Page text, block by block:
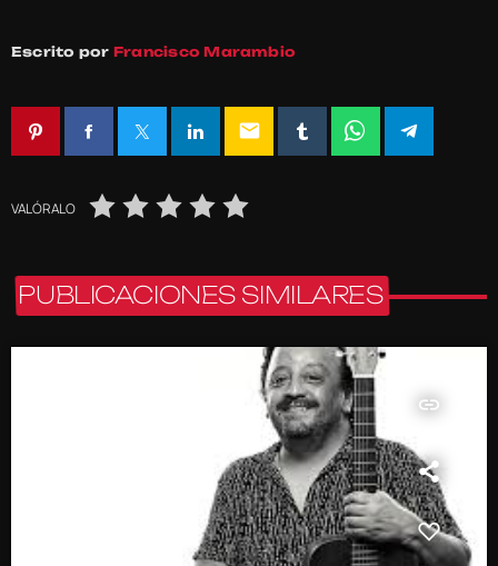
Escrito por Francisco Marambio
email
VALÓRALO
PUBLICACIONES SIMILARES
insert_link